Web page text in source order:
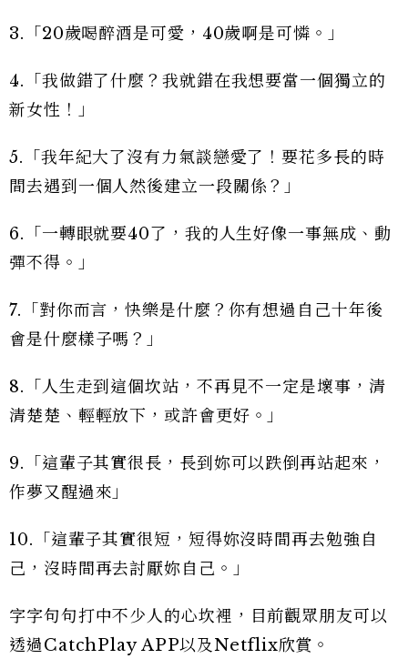
3.「20歲喝醉酒是可愛，40歲啊是可憐。」
4.「我做錯了什麼？我就錯在我想要當一個獨立的
新女性！」
5.「我年紀大了沒有力氣談戀愛了！要花多長的時
間去遇到一個人然後建立一段關係？」
6.「一轉眼就要40了，我的人生好像一事無成、動
彈不得。」
7.「對你而言，快樂是什麼？你有想過自己十年後
會是什麼樣子嗎？」
8.「人生走到這個坎站，不再見不一定是壞事，清
清楚楚、輕輕放下，或許會更好。」
9.「這輩子其實很長，長到妳可以跌倒再站起來，
作夢又醒過來」
10.「這輩子其實很短，短得妳沒時間再去勉強自
己，沒時間再去討厭妳自己。」
字字句句打中不少人的心坎裡，目前觀眾朋友可以
透過CatchPlay APP以及Netflix欣賞。